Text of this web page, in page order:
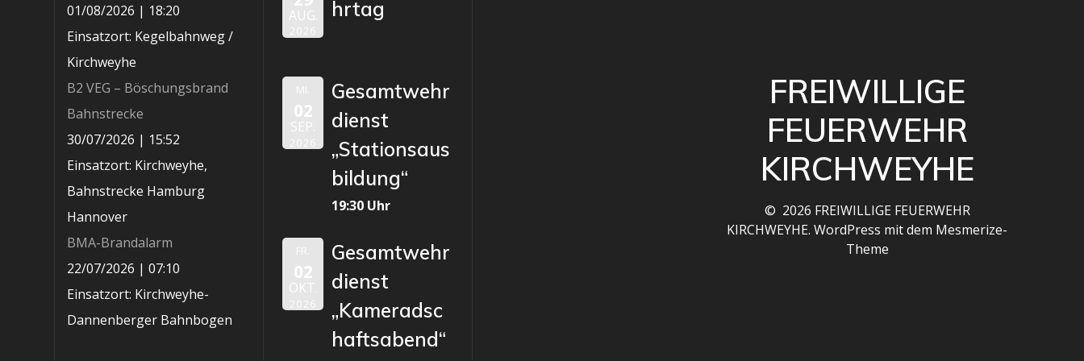
01/08/2026 | 18:20
Einsatzort: Kegelbahnweg /
Kirchweyhe
B2 VEG – Böschungsbrand
Bahnstrecke
30/07/2026 | 15:52
Einsatzort: Kirchweyhe,
Bahnstrecke Hamburg
Hannover
BMA-Brandalarm
22/07/2026 |07:10
Einsatzort: Kirchweyhe-
Dannenberger Bahnbogen
AUG.
2026
hrtag
MI.
02
SEP.
2026
Gesamtwehr
dienst
„Stationsaus
bildung“
19:30 Uhr
FR.
02
OKT.
2026
Gesamtwehr
dienst
„Kameradsc
haftsabend“
FREIWILLIGE
FEUERWEHR
KIRCHWEYHE
© 2026 FREIWILLIGE FEUERWEHR
KIRCHWEYHE. WordPress mit dem Mesmerize-
Theme